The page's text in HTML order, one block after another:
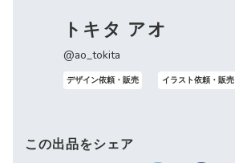
トキタ アオ
@ao_tokita
デザイン依頼・販売 イラスト依頼・販売
この出品をシェア